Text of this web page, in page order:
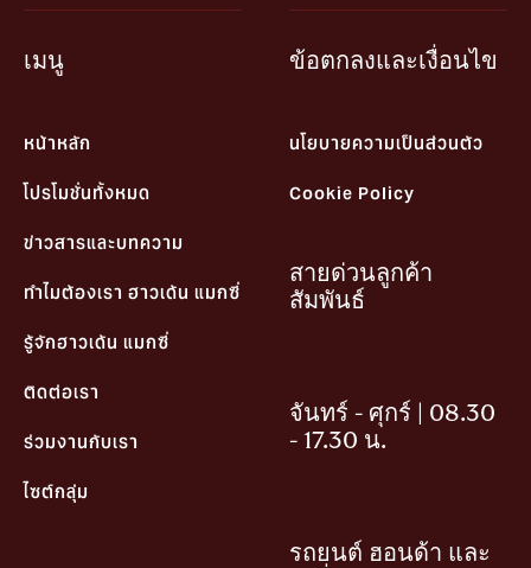
เมนู
หน้าหลัก
โปรโมชั่นทั้งหมด
ข่าวสารและบทความ
ทำไมต้องเรา ฮาวเด้น แมกซี่
รู้จักฮาวเด้น แมกซี่
ติดต่อเรา
ร่วมงานกับเรา
ไซต์กลุ่ม
ข้อตกลงและเงื่อนไข
นโยบายความเป็นส่วนตัว
Cookie Policy
สายด่วนลูกค้า
สัมพันธ์
จันทร์ - ศุกร์ | 08.30
- 17.30 น.
รถยนต์ ฮอนด้า และ